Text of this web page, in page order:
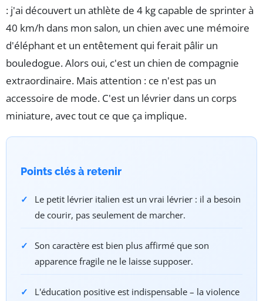
: j'ai découvert un athlète de 4 kg capable de sprinter à
40 km/h dans mon salon, un chien avec une mémoire
d'éléphant et un entêtement qui ferait pâlir un
bouledogue. Alors oui, c'est un chien de compagnie
extraordinaire. Mais attention : ce n'est pas un
accessoire de mode. C'est un lévrier dans un corps
miniature, avec tout ce que ça implique.
Points clés à retenir
Le petit lévrier italien est un vrai lévrier : il a besoin
de courir, pas seulement de marcher.
Son caractère est bien plus affirmé que son
apparence fragile ne le laisse supposer.
L'éducation positive est indispensable – la violence